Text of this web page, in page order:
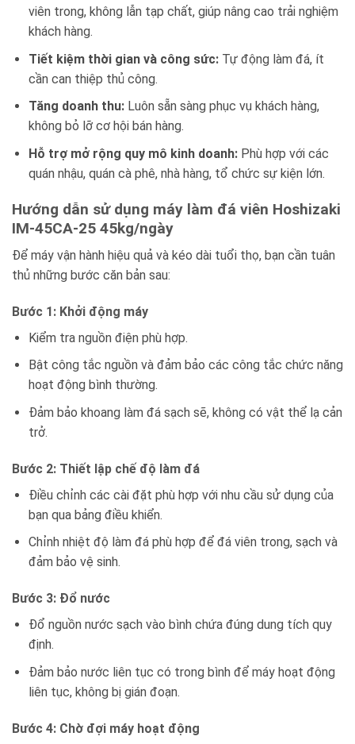
viên trong, không lẫn tạp chất, giúp nâng cao trải nghiệm
khách hàng.
Tiết kiệm thời gian và công sức:Tự động làm đá, ít
cần can thiệp thủ công.
Tăng doanh thu:Luôn sẵn sàng phục vụ khách hàng,
không bỏ lỡ cơ hội bán hàng.
Hỗ trợ mở rộng quy mô kinh doanh:Phù hợp với các
quán nhậu, quán cà phê, nhà hàng, tổ chức sự kiện lớn.
Hướng dẫn sử dụng máy làm đá viên Hoshizaki
IM-45CA-25 45kg/ngày
Để máy vận hành hiệu quả và kéo dài tuổi thọ, bạn cần tuân
thủ những bước căn bản sau:
Bước 1: Khởi động máy
Kiểm tra nguồn điện phù hợp.
Bật công tắc nguồn và đảm bảo các công tắc chức năng
hoạt động bình thường.
Đảm bảo khoang làm đá sạch sẽ, không có vật thể lạ cản
trở.
Bước 2: Thiết lập chế độ làm đá
Điều chỉnh các cài đặt phù hợp với nhu cầu sử dụng của
bạn qua bảng điều khiển.
Chỉnh nhiệt độ làm đá phù hợp để đá viên trong, sạch và
đảm bảo vệ sinh.
Bước 3: Đổ nước
Đổ nguồn nước sạch vào bình chứa đúng dung tích quy
định.
Đảm bảo nước liên tục có trong bình để máy hoạt động
liên tục, không bị gián đoạn.
Bước 4: Chờ đợi máy hoạt động